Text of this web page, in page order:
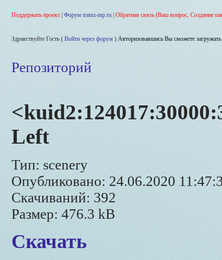
Поддержать проект Форум trainz-mp.ru Обратная связь (Ваш вопрос, Создание
Здравствуйте Гость ( Войти через форум ) Авторизовавшись Вы сможете
Репозиторий
Left
Тип: scenery
Опубликовано: 24.06.2020
Скачиваний: 392
Размер: 476.3 kB
Скачать